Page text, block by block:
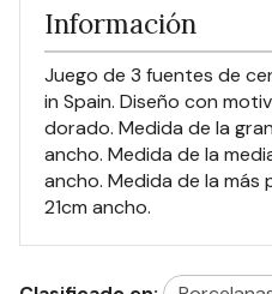
Información
Juego de 3 fuentes de
in Spain. Diseño con
dorado. Medida de la
ancho. Medida de la
ancho. Medida de la más
21cm ancho.